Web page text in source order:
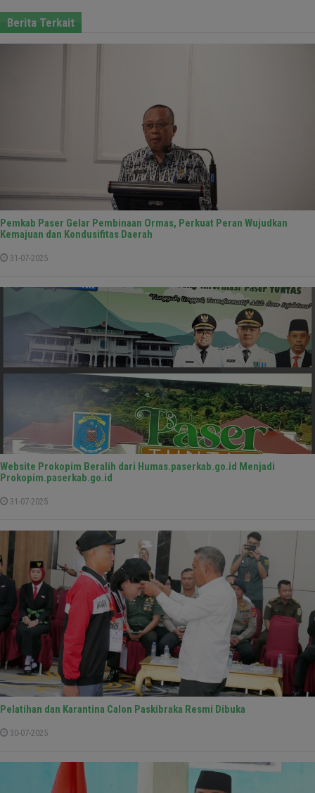
Berita Terkait
Pemkab Paser Gelar Pembinaan Ormas, Perkuat Peran Wujudkan
Kemajuan dan Kondusifitas Daerah
31-07-2025
Website Prokopim Beralih dari Humas.paserkab.go.id Menjadi
Prokopim.paserkab.go.id
31-07-2025
Pelatihan dan Karantina Calon Paskibraka Resmi Dibuka
30-07-2025